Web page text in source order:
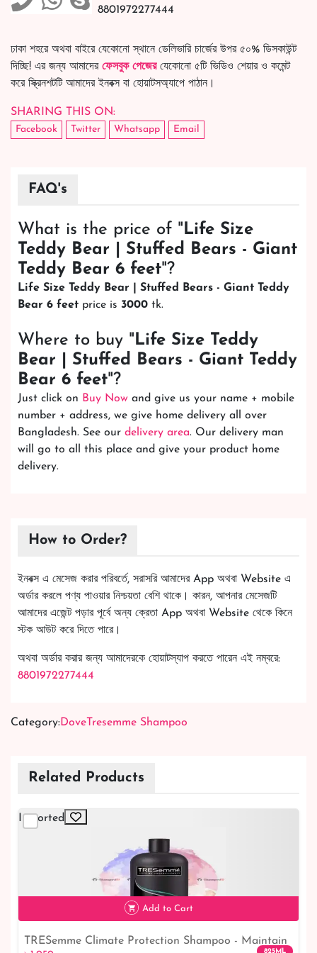
8801972277444
ঢাকা শহরে অথবা বাইরে যেকোনো স্থানে ডেলিভারি চার্জের উপর ৫০% ডিসকাউন্ট
দিচ্ছি! এর জন্য আমাদের ফেসবুক পেজেরযেকোনো ৫টি ভিডিও শেয়ার ও কমেন্ট
করে স্ক্রিনশটটি আমাদের ইনবক্স বা হোয়াটসঅ্যাপে পাঠান।
SHARING THIS ON:
Facebook Twitter Whatsapp Email
FAQ's
What is the price of " Life Size
Teddy Bear | Stuffed Bears - Giant
Teddy Bear 6 feet"?
Life Size Teddy Bear | Stuffed Bears - Giant Teddy
Bear 6 feet price is 3000 tk.
Where to buy " Life Size Teddy
Bear | Stuffed Bears - Giant Teddy
Bear 6 feet"?
Just click on Buy Now and give us your name + mobile
number + address, we give home delivery all over
Bangladesh. See our delivery area. Our delivery man
will go to all this place and give your product home
delivery.
How to Order?
ইনবক্স এ মেসেজ করার পরিবর্তে, সরাসরি আমাদের App অথবা Website এ
অর্ডার করলে পণ্য পাওয়ার নিশ্চয়তা বেশি থাকে। কারন, আপনার মেসেজটি
আমাদের এজেন্ট পড়ার পূর্বে অন্য ক্রেতা App অথবা Website থেকে কিনে
স্টক আউট করে দিতে পারে।
অথবা অর্ডার করার জন্য আমাদেরকে হোয়াটস্যাপ করতে পারেন এই নম্বরে:
8801972277444
Category:Dove Tresemme Shampoo
Related Products
Imported
Add to Cart
TRESemme Climate Protection Shampoo - Maintain
825ML